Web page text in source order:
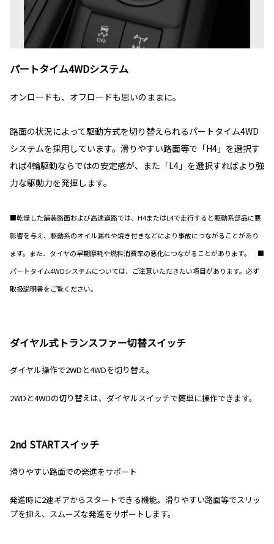
パートタイム4WDシステム
オンロードも、オフロードも思いのままに。
路面の状況によって駆動方式を切り替えられるパートタイム4WD
システムを採用しています。滑りやすい路面等で「H4」を選択す
れば4輪駆動ならではの安定感が、また「L4」を選択すればより強
力な駆動力を発揮します。
■乾燥した舗装路面および高速道路では、H4またはL4で走行すると駆動系部品に悪
影響を与え、駆動系のオイル漏れや焼き付きなどにより事故につながることがあり
ます。また、タイヤの早期摩耗や燃料消費率の悪化につながることがあります。 ■
パートタイム4WDシステムについては、ご注意いただきたい項目があります。必ず
取扱説明書をご覧ください。
ダイヤル式トランスファー切替スイッチ
ダイヤル操作で2WDと4WDを切り替え。
2WDと4WDの切り替えは、ダイヤルスイッチで簡単に操作できます。
2nd STARTスイッチ
滑りやすい路面での発進をサポート
発進時に2速ギアからスタートできる機能。滑りやすい路面等でスリッ
プを抑え、スムーズな発進をサポートします。